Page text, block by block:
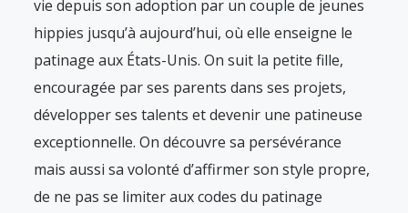
vie depuis son adoption par un couple de jeunes
hippies jusqu’à aujourd’hui, où elle enseigne le
patinage aux États-Unis. On suit la petite fille,
encouragée par ses parents dans ses projets,
développer ses talents et devenir une patineuse
exceptionnelle. On découvre sa persévérance
mais aussi sa volonté d’affirmer son style propre,
de ne pas se limiter aux codes du patinage